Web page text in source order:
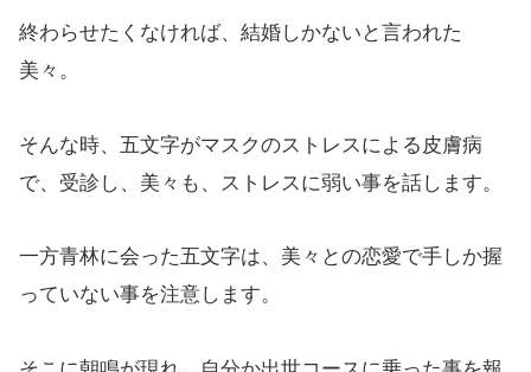
終わらせたくなければ、結婚しかないと言われた
美々。
そんな時、五文字がマスクのストレスによる皮膚病
で、受診し、美々も、ストレスに弱い事を話します。
一方青林に会った五文字は、美々との恋愛で手しか握
っていない事を注意します。